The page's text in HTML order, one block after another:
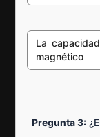
La
magnético
Pregunta 3: